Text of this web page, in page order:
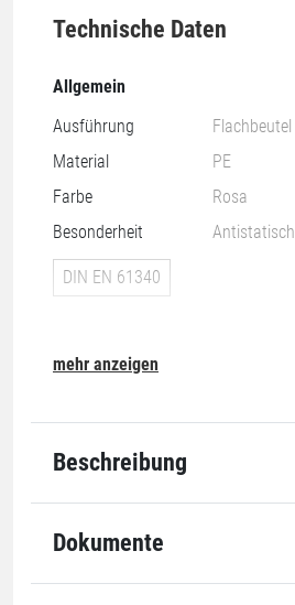
Technische Daten
Allgemein
Ausführung
Flachbeutel
Material
PE
Farbe
Rosa
Besonderheit
Antistatisch
DIN EN 61340
Nachhaltigkeit
07-O
mehr anzeigen
Beschreibung
Dokumente